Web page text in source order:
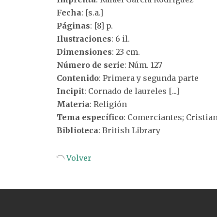
Fecha: [s.a.]
Páginas: [8] p.
Ilustraciones: 6 il.
Dimensiones: 23 cm.
Número de serie: Núm. 127
Contenido: Primera y segunda parte
Incipit: Cornado de laureles [...]
Materia: Religión
Tema específico: Comerciantes;
Biblioteca: British Library
Volver